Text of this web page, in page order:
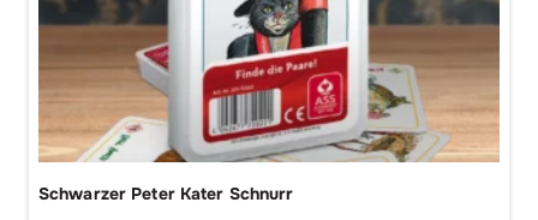
Schwarzer Peter Kater Schnurr